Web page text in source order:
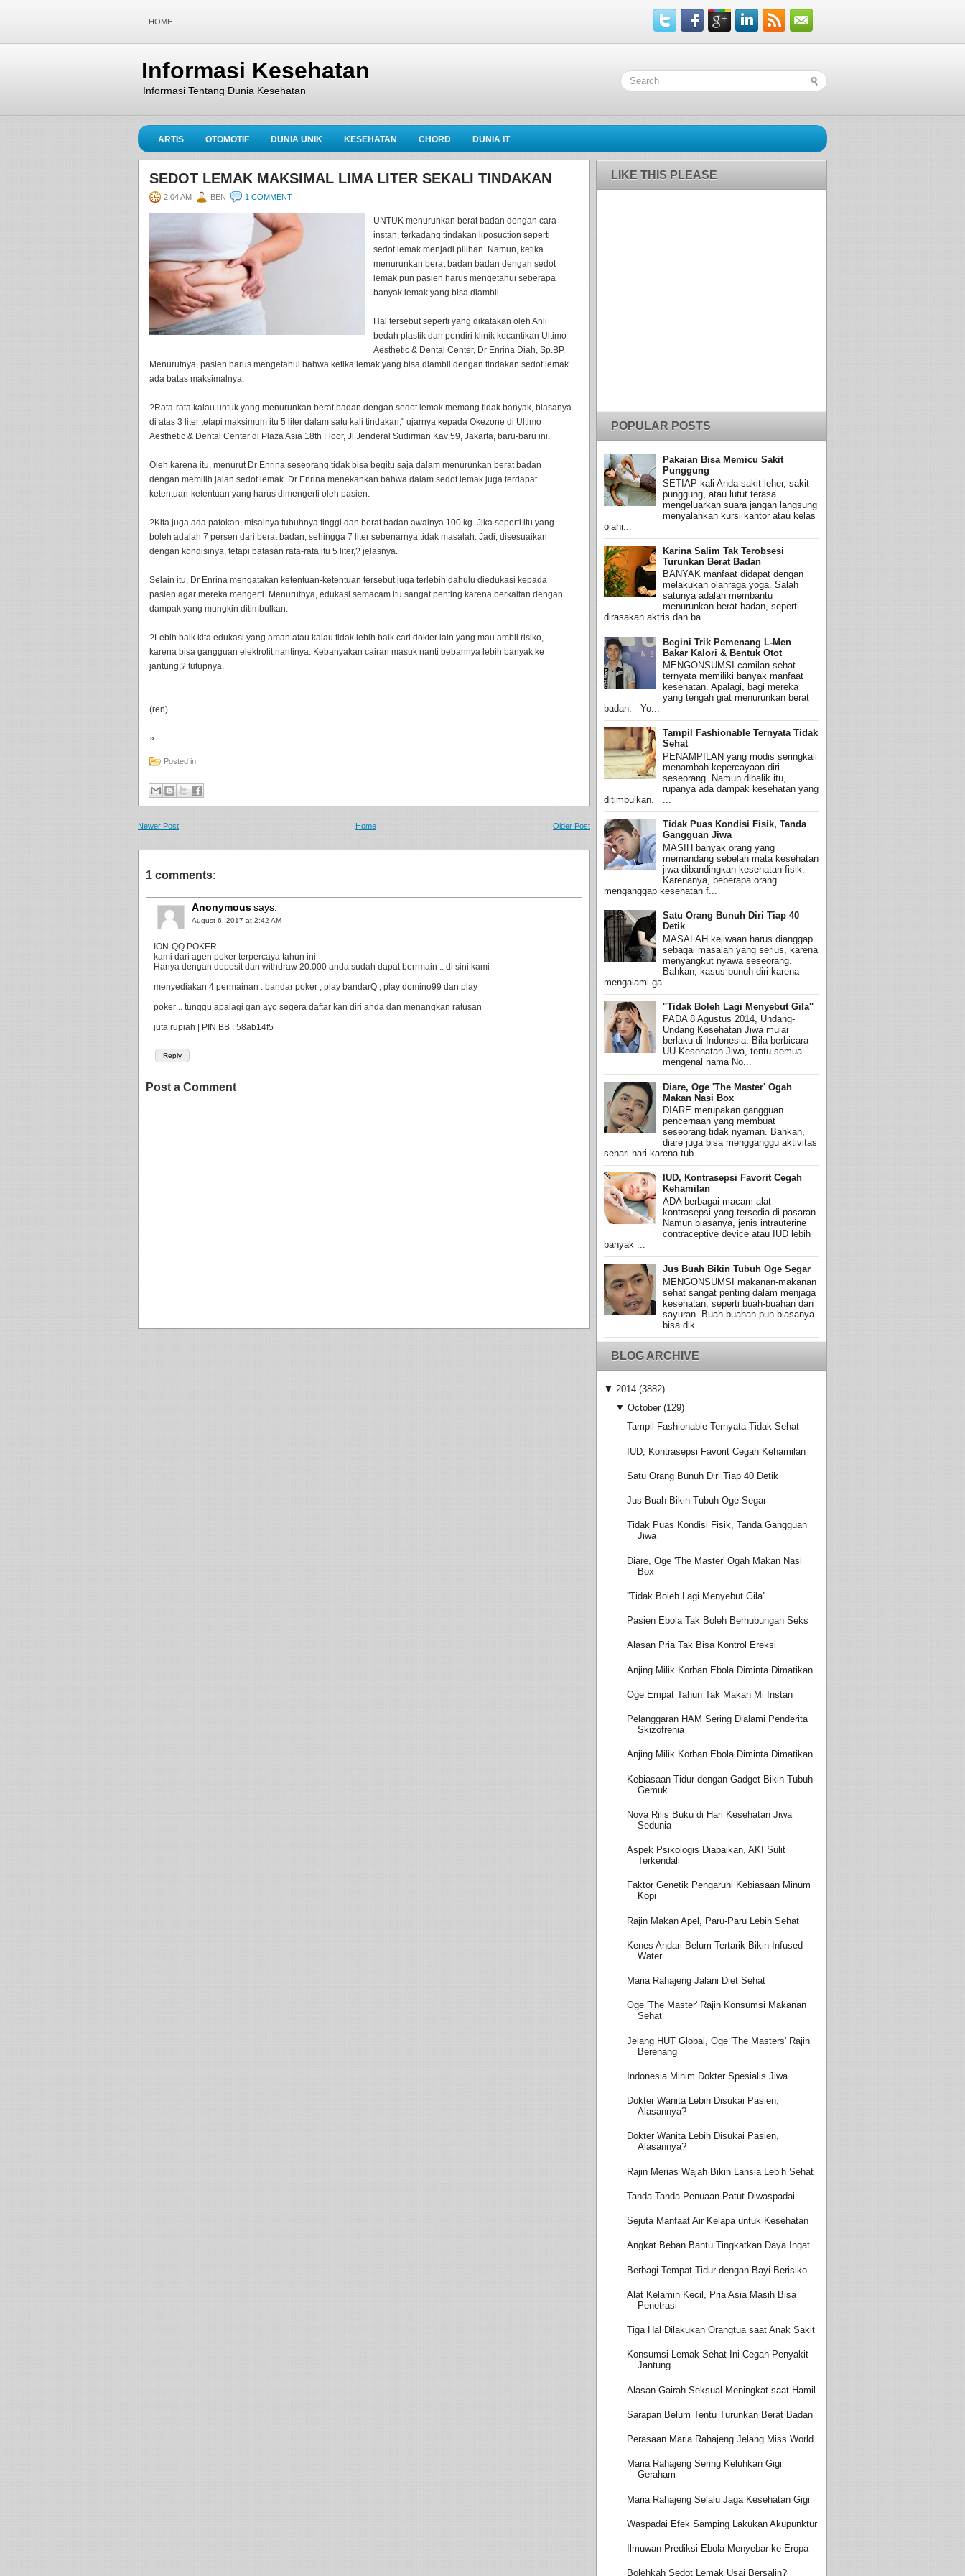
HOME
Informasi Kesehatan
Informasi Tentang Dunia Kesehatan
ARTIS OTOMOTIF DUNIA UNIK KESEHATAN CHORD DUNIA IT
SEDOT LEMAK MAKSIMAL LIMA LITER SEKALI TINDAKAN
2:04 AM BEN 1 COMMENT
UNTUK menurunkan berat badan dengan cara
instan, terkadang tindakan liposuction seperti
sedot lemak menjadi pilihan. Namun, ketika
menurunkan berat badan badan dengan sedot
lemak pun pasien harus mengetahui seberapa
banyak lemak yang bisa diambil.
Hal tersebut seperti yang dikatakan oleh Ahli
bedah plastik dan pendiri klinik kecantikan Ultimo
Aesthetic & Dental Center, Dr Enrina Diah, Sp.BP.
Menurutnya, pasien harus mengetahui bahwa ketika lemak yang bisa diambil dengan tindakan sedot lemak
ada batas maksimalnya.
?Rata-rata kalau untuk yang menurunkan berat badan dengan sedot lemak memang tidak banyak, biasanya
di atas 3 liter tetapi maksimum itu 5 liter dalam satu kali tindakan," ujarnya kepada Okezone di Ultimo
Aesthetic & Dental Center di Plaza Asia 18th Floor, Jl Jenderal Sudirman Kav 59, Jakarta, baru-baru ini.
Oleh karena itu, menurut Dr Enrina seseorang tidak bisa begitu saja dalam menurunkan berat badan
dengan memilih jalan sedot lemak. Dr Enrina menekankan bahwa dalam sedot lemak juga terdapat
ketentuan-ketentuan yang harus dimengerti oleh pasien.
?Kita juga ada patokan, misalnya tubuhnya tinggi dan berat badan awalnya 100 kg. Jika seperti itu yang
boleh adalah 7 persen dari berat badan, sehingga 7 liter sebenarnya tidak masalah. Jadi, disesuaikan
dengan kondisinya, tetapi batasan rata-rata itu 5 liter,? jelasnya.
Selain itu, Dr Enrina mengatakan ketentuan-ketentuan tersebut juga terlebih dahulu diedukasi kepada
pasien agar mereka mengerti. Menurutnya, edukasi semacam itu sangat penting karena berkaitan dengan
dampak yang mungkin ditimbulkan.
?Lebih baik kita edukasi yang aman atau kalau tidak lebih baik cari dokter lain yang mau ambil risiko,
karena bisa gangguan elektrolit nantinya. Kebanyakan cairan masuk nanti bebannya lebih banyak ke
jantung,? tutupnya.
(ren)
»
Posted in:
Newer Post Older Post
Home
1 comments:
Anonymoussays:
August 6, 2017 at 2:42 AM
Reply
ION-QQ POKER
kami dari agen poker terpercaya tahun ini
Hanya dengan deposit dan withdraw 20.000 anda sudah dapat berrmain .. di sini kami
menyediakan 4 permainan : bandar poker , play bandarQ , play domino99 dan play
poker .. tunggu apalagi gan ayo segera daftar kan diri anda dan menangkan ratusan
juta rupiah | PIN BB : 58ab14f5
Post a Comment
LIKE THIS PLEASE
POPULAR POSTS
Pakaian Bisa Memicu Sakit
Punggung
SETIAP kali Anda sakit leher, sakit
punggung, atau lutut terasa
mengeluarkan suara jangan langsung
menyalahkan kursi kantor atau kelas
olahr...
Karina Salim Tak Terobsesi
Turunkan Berat Badan
BANYAK manfaat didapat dengan
melakukan olahraga yoga. Salah
satunya adalah membantu
menurunkan berat badan, seperti
dirasakan aktris dan ba...
Begini Trik Pemenang L-Men
Bakar Kalori & Bentuk Otot
MENGONSUMSI camilan sehat
ternyata memiliki banyak manfaat
kesehatan. Apalagi, bagi mereka
yang tengah giat menurunkan berat
badan. Yo...
Tampil Fashionable Ternyata Tidak
Sehat
PENAMPILAN yang modis seringkali
menambah kepercayaan diri
seseorang. Namun dibalik itu,
rupanya ada dampak kesehatan yang
ditimbulkan. ...
Tidak Puas Kondisi Fisik, Tanda
Gangguan Jiwa
MASIH banyak orang yang
memandang sebelah mata kesehatan
jiwa dibandingkan kesehatan fisik.
Karenanya, beberapa orang
menganggap kesehatan f...
Satu Orang Bunuh Diri Tiap 40
Detik
MASALAH kejiwaan harus dianggap
sebagai masalah yang serius, karena
menyangkut nyawa seseorang.
Bahkan, kasus bunuh diri karena
mengalami ga...
''Tidak Boleh Lagi Menyebut Gila''
PADA 8 Agustus 2014, Undang-
Undang Kesehatan Jiwa mulai
berlaku di Indonesia. Bila berbicara
UU Kesehatan Jiwa, tentu semua
mengenal nama No...
Diare, Oge 'The Master' Ogah
Makan Nasi Box
DIARE merupakan gangguan
pencernaan yang membuat
seseorang tidak nyaman. Bahkan,
diare juga bisa mengganggu aktivitas
sehari-hari karena tub...
IUD, Kontrasepsi Favorit Cegah
Kehamilan
ADA berbagai macam alat
kontrasepsi yang tersedia di pasaran.
Namun biasanya, jenis intrauterine
contraceptive device atau IUD lebih
banyak ...
Jus Buah Bikin Tubuh Oge Segar
MENGONSUMSI makanan-makanan
sehat sangat penting dalam menjaga
kesehatan, seperti buah-buahan dan
sayuran. Buah-buahan pun biasanya
bisa dik...
BLOG ARCHIVE
▼ 2014 (3882)
▼ October (129)
Tampil Fashionable Ternyata Tidak Sehat
IUD, Kontrasepsi Favorit Cegah Kehamilan
Satu Orang Bunuh Diri Tiap 40 Detik
Jus Buah Bikin Tubuh Oge Segar
Tidak Puas Kondisi Fisik, Tanda Gangguan
Jiwa
Diare, Oge 'The Master' Ogah Makan Nasi
Box
''Tidak Boleh Lagi Menyebut Gila''
Pasien Ebola Tak Boleh Berhubungan Seks
Alasan Pria Tak Bisa Kontrol Ereksi
Anjing Milik Korban Ebola Diminta Dimatikan
Oge Empat Tahun Tak Makan Mi Instan
Pelanggaran HAM Sering Dialami Penderita
Skizofrenia
Anjing Milik Korban Ebola Diminta Dimatikan
Kebiasaan Tidur dengan Gadget Bikin Tubuh
Gemuk
Nova Rilis Buku di Hari Kesehatan Jiwa
Sedunia
Aspek Psikologis Diabaikan, AKI Sulit
Terkendali
Faktor Genetik Pengaruhi Kebiasaan Minum
Kopi
Rajin Makan Apel, Paru-Paru Lebih Sehat
Kenes Andari Belum Tertarik Bikin Infused
Water
Maria Rahajeng Jalani Diet Sehat
Oge 'The Master' Rajin Konsumsi Makanan
Sehat
Jelang HUT Global, Oge 'The Masters' Rajin
Berenang
Indonesia Minim Dokter Spesialis Jiwa
Dokter Wanita Lebih Disukai Pasien,
Alasannya?
Dokter Wanita Lebih Disukai Pasien,
Alasannya?
Rajin Merias Wajah Bikin Lansia Lebih Sehat
Tanda-Tanda Penuaan Patut Diwaspadai
Sejuta Manfaat Air Kelapa untuk Kesehatan
Angkat Beban Bantu Tingkatkan Daya Ingat
Berbagi Tempat Tidur dengan Bayi Berisiko
Alat Kelamin Kecil, Pria Asia Masih Bisa
Penetrasi
Tiga Hal Dilakukan Orangtua saat Anak Sakit
Konsumsi Lemak Sehat Ini Cegah Penyakit
Jantung
Alasan Gairah Seksual Meningkat saat Hamil
Sarapan Belum Tentu Turunkan Berat Badan
Perasaan Maria Rahajeng Jelang Miss World
Maria Rahajeng Sering Keluhkan Gigi
Geraham
Maria Rahajeng Selalu Jaga Kesehatan Gigi
Waspadai Efek Samping Lakukan Akupunktur
Ilmuwan Prediksi Ebola Menyebar ke Eropa
Bolehkah Sedot Lemak Usai Bersalin?